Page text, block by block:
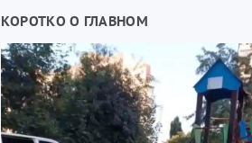
КОРОТКО О ГЛАВНОМ